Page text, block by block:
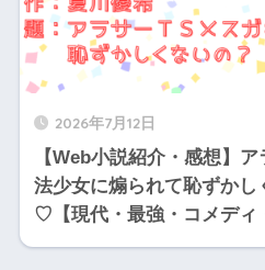
2026年7月12日
【Web小説紹介・感想】
法少女に煽られて恥ずか
♡【現代・最強・コメディ